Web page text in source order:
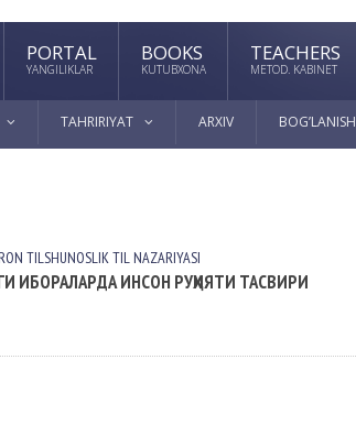
PORTAL
YANGILIKLAR
BOOKS
KUTUBXONA
TEACHERS
METOD. KABINET
TAHRIRIYAT ARXIV BOG’LANISH
TILSHUNOSLIKTIL NАZАRIYASI
ИНСОН РУҲИЯТИ ТАСВИРИ